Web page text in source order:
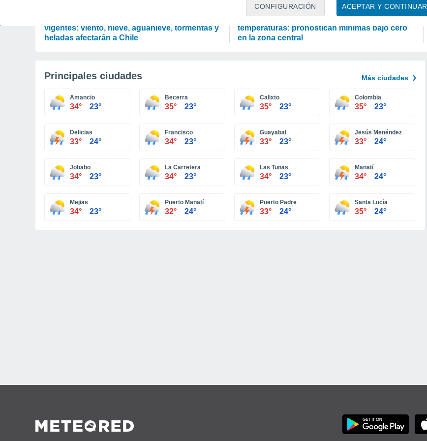
ACEPTAR Y CONTINUAR
CONFIGURACIÓN
vigentes: viento, nieve, aguanieve, tormentas y
heladas afectarán a Chile
PREDICCIÓN
Tras el sistema frontal llegan bajas
temperaturas: pronostican mínimas bajo cero
en la zona central
Principales ciudades Más ciudades
Amancio
34° 23°
Becerra
35° 23°
Calixto
35° 23°
Colombia
35° 23°
Delicias
33° 24°
Francisco
34° 23°
Guayabal
33° 23°
Jesús Menéndez
33° 24°
Jobabo
34° 23°
La Carretera
34° 23°
Las Tunas
34° 23°
Manatí
34° 24°
Mejias
34° 23°
Puerto Manatí
32° 24°
Puerto Padre
33° 24°
Santa Lucía
35° 24°